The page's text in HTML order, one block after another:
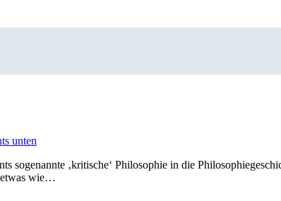
sogenannte ‚kritische‘ Philosophie in die
etwas wie…